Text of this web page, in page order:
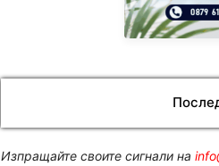
Изпращайте своите сигнали на